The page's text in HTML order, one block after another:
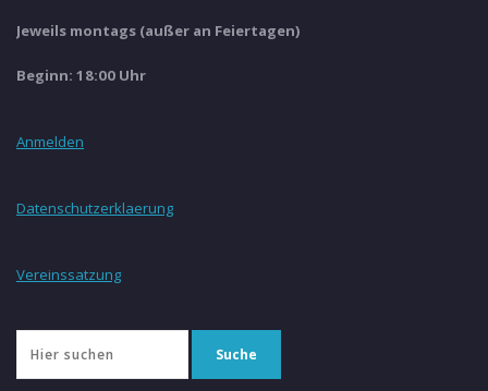
Jeweils montags (außer an Feiertagen)
Beginn: 18:00 Uhr
Anmelden
Datenschutzerklaerung
Vereinssatzung